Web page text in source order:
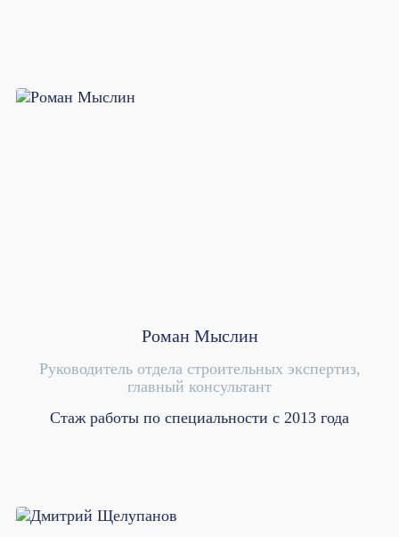
Роман Мыслин
Руководитель отдела строительных экспертиз,
главный консультант
Стаж работы по специальности с 2013 года